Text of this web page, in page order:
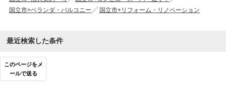
国立市+ベランダ・バルコニー
国立市+リフォーム・リノベーション
最近検索した条件
このページをメ
ールで送る